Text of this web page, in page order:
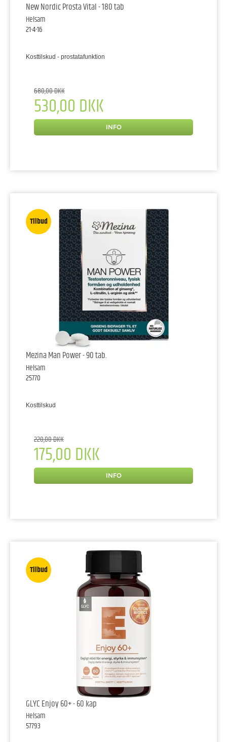
New Nordic Prosta Vital - 180 tab
Helsam
21-4-16
Kosttilskud - prostatafunktion
680,00 DKK
530,00 DKK
INFO
Tilbud
Mezina Man Power - 90 tab.
Helsam
25770
Kosttilskud
220,00 DKK
175,00 DKK
INFO
Tilbud
GLYC Enjoy 60+ - 60 kap
Helsam
57793